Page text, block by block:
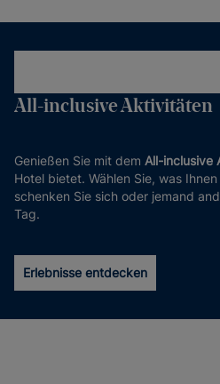
All-inclusive Aktivitäten
Genießen Sie mit dem All-inclusive
Hotel bietet. Wählen Sie, was
schenken Sie sich oder jemand
Tag.
Erlebnisse entdecken